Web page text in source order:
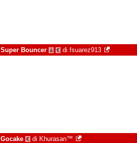
Super Bouncer à € di fsuarez913
Gocake € di Khurasan™